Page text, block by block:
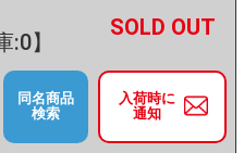
:0】
－ +
入荷時に
通知
同名商品
検索